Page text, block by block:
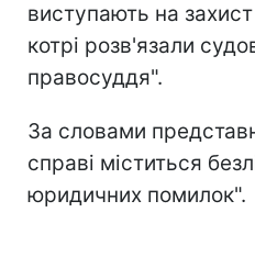
виступають на
котрі розв'язали
правосуддя".
За словами
справі міститься
юридичних помилок".